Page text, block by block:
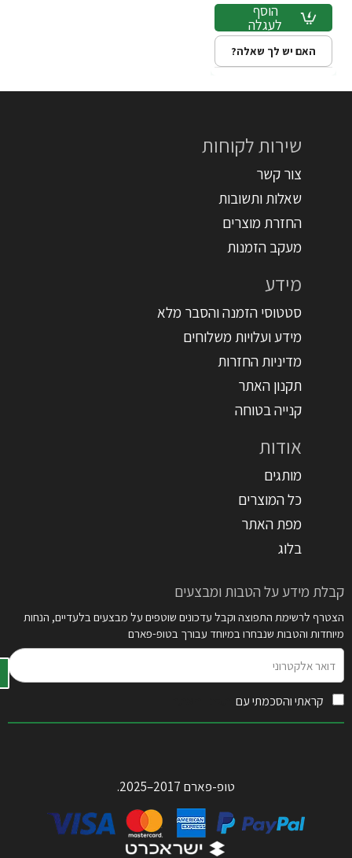
הוסף
לעגלה
האם יש לך שאלה?
שירות לקוחות
צור קשר
שאלות ותשובות
החזרת מוצרים
מעקב הזמנות
מידע
סטטוסי הזמנה והסבר מלא
מידע ועלויות משלוחים
מדיניות החזרות
תקנון האתר
קנייה בטוחה
אודות
מותגים
כל המוצרים
מפת האתר
בלוג
קבלת מידע על הטבות ומבצעים
הצטרף לרשימת התפוצה וקבל עדכונים שוטפים על מבצעים בלעדיים, הנחות
מיוחדות והטבות שנבחרו במיוחד עבורך בטופ-פארם
אלקטרוני
קראתי והסכמתי עם
טופ-פארם 2017–2025.